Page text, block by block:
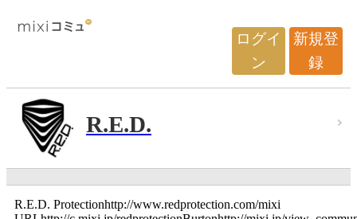
ログイ
ン
新規登
録
R.E.D.
R.E.D. Protectionhttp://www.redprotection.com/mixi